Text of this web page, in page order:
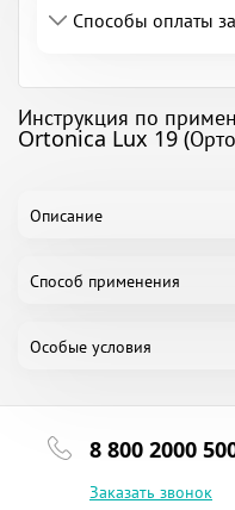
Способы оплаты
Инструкция по
Ortonica Lux 19
Описание
Способ применения
Особые условия
8 800 2000
Заказать звонок